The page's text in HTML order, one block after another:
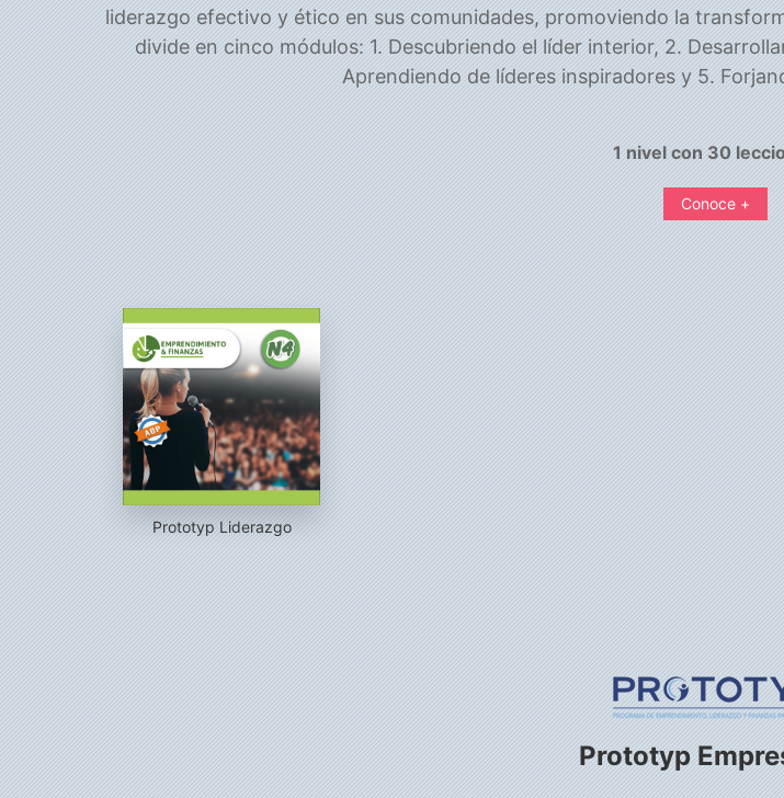
liderazgo efectivo y ético en sus comunidades, promoviendo la
divide en cinco módulos: 1. Descubriendo el líder interior, 2.
Aprendiendo de líderes inspiradores y 5.
1 nivel con 30
Conoce +
Prototyp Liderazgo
Prototyp